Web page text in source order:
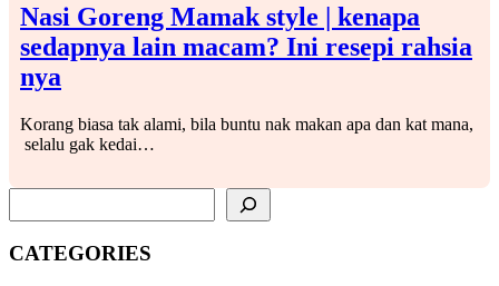
Nasi Goreng Mamak style | kenapa
sedapnya lain macam? Ini resepi rahsia
nya
Korang biasa tak alami, bila buntu nak makan apa dan kat mana,
selalu gak kedai…
CATEGORIES